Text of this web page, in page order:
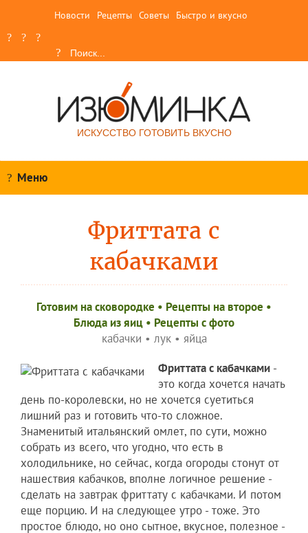
Новости Рецепты Советы Быстро и вкусно
ИСКУССТВО ГОТОВИТЬ ВКУСНО
Меню
Фриттата с
кабачками
Готовим на сковородке • Рецепты на второе •
Блюда из яиц • Рецепты c фото
кабачки • лук• яйца
Фриттата с кабачками -
это когда хочется начать
день по-королевски, но не хочется суетиться
лишний раз и готовить что-то сложное.
Знаменитый итальянский омлет, по сути, можно
собрать из всего, что угодно, что есть в
холодильнике, но сейчас, когда огороды стонут от
нашествия кабачков, вполне логичное решение -
сделать на завтрак фриттату с кабачками. И потом
еще порцию. И на следующее утро - тоже. Это
простое блюдо, но оно сытное, вкусное, полезное -